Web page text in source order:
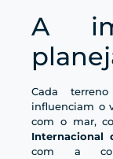
A
Cada
influenciam o
com o mar,
Internacional
com a